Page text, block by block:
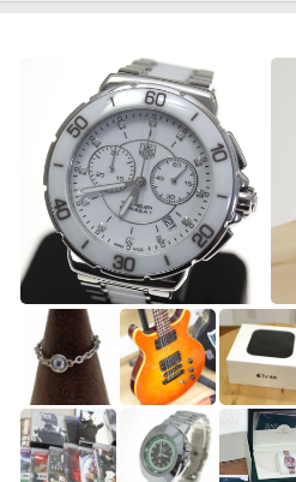
リ